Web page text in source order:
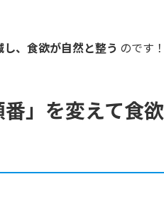
、食欲が自然と整う のです！
」を変えて食